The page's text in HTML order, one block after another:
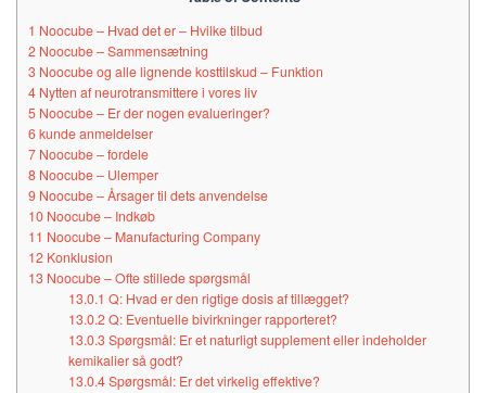
1 Noocube – Hvad det er – Hvilke tilbud
2 Noocube – Sammensætning
3 Noocube og alle lignende kosttilskud – Funktion
4 Nytten af ​​neurotransmittere i vores liv
5 Noocube – Er der nogen evalueringer?
6kunde anmeldelser
7 Noocube – fordele
8 Noocube – Ulemper
9 Noocube – Årsager til dets anvendelse
10 Noocube – Indkøb
11 Noocube – Manufacturing Company
12 Konklusion
13 Noocube – Ofte stillede spørgsmål
13.0.1 Q: Hvad er den rigtige dosis af tillægget?
13.0.2Q: Eventuelle bivirkninger rapporteret?
13.0.3Spørgsmål: Er et naturligt supplement eller indeholder
kemikalier så godt?
13.0.4Spørgsmål: Er det virkelig effektive?